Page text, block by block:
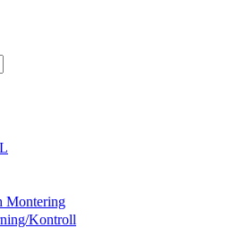
Montering
Kontroll